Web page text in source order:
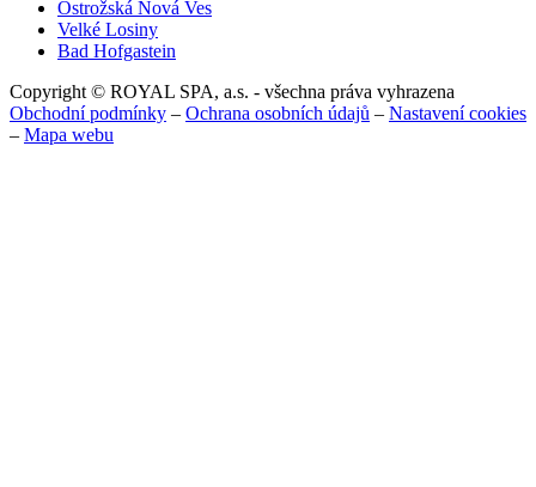
Ostrožská Nová Ves
Velké Losiny
Bad Hofgastein
Copyright © ROYAL SPA, a.s. - všechna práva vyhrazena
Obchodní podmínky – Ochrana osobních údajů – Nastavení cookies
– Mapa webu